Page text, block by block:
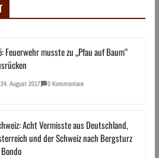
Feuerwehr musste zu „Pfau auf Baum“
24. August 2017 0 Kommentare
Acht Vermisste aus Deutschland,
und der Schweiz nach Bergsturz